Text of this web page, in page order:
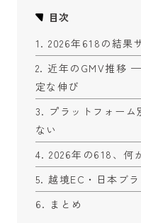
目次
2026年618の結果
近年のGMV推移
定な伸び
プラットフォー
ない
2026年の618、何
越境EC・日本ブ
まとめ